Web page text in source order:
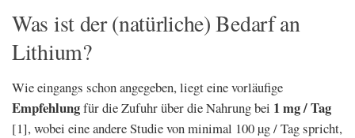
Was ist der (natürliche) Bedarf an
Lithium?
Wie eingangs schon angegeben, liegt eine vorläufige
Empfehlungfür die Zufuhr über die Nahrung bei 1 mg / Tag
[1], wobei eine andere Studie von minimal 100 µg / Tag spricht,